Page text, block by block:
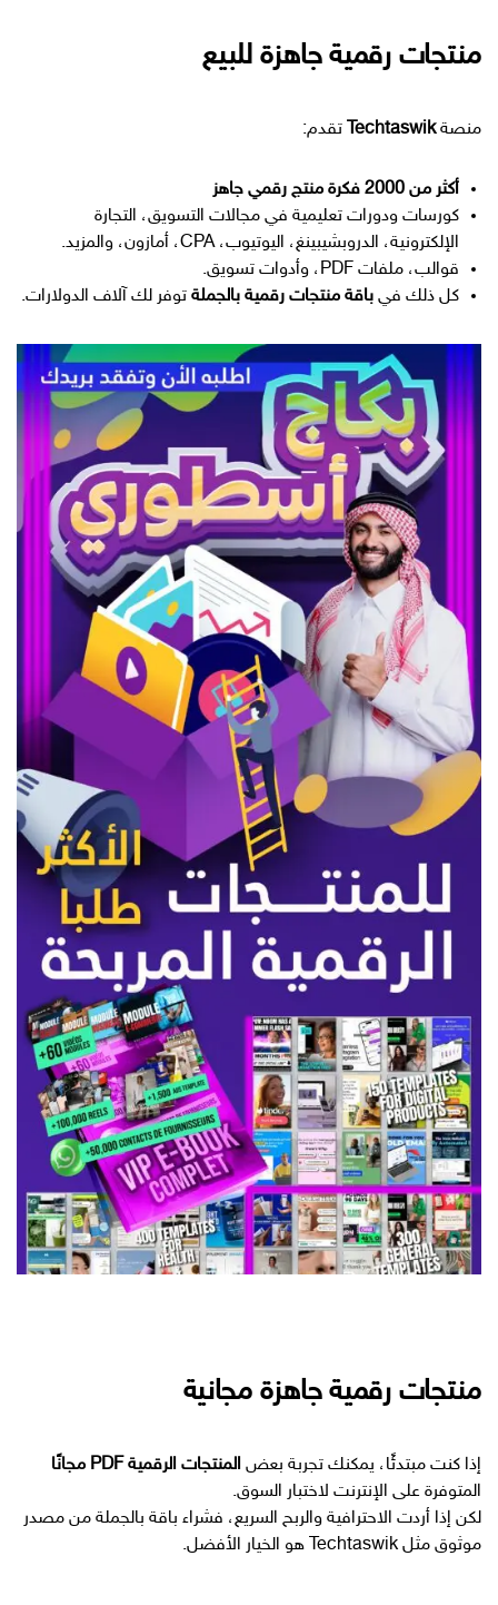
منتجات رقمية جاهزة للبيع
منصةTechtaswik تقدم:
أكثر من 2000 فكرة منتج رقمي جاهز
كورسات ودورات تعليمية في مجالات التسويق، التجارة
الإلكترونية، الدروبشيبينغ، اليوتيوب، CPA، أمازون، والمزيد.
قوالب، ملفات PDF، وأدوات تسويق.
كل ذلك في باقة منتجات رقمية بالجملة توفر لك آلاف الدولارات.
منتجات رقمية جاهزة مجانية
إذا كنت مبتدئًا، يمكنك تجربة بعض المنتجات الرقمية PDF مجانًا
المتوفرة على الإنترنت لاختبار السوق.
لكن إذا أردت الاحترافية والربح السريع، فشراء باقة بالجملة من مصدر
موثوق مثل Techtaswik هو الخيار الأفضل.